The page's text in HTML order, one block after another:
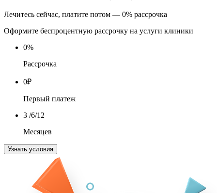
Лечитесь сейчас, платите потом — 0% рассрочка
Оформите беспроцентную рассрочку на услуги клиники
0%
Рассрочка
0₽
Первый платеж
3 /6/12
Месяцев
Узнать условия